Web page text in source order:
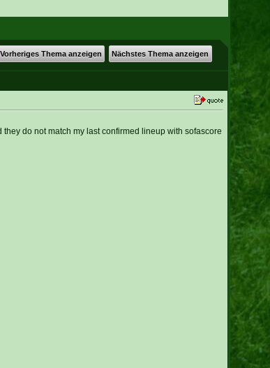
Vorheriges Thema anzeigen Nächstes Thema anzeigen
do not match my last confirmed lineup with sofascore